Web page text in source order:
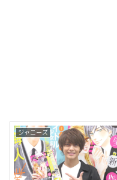
ジャニーズ